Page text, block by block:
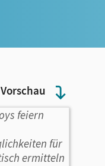
Vorschau